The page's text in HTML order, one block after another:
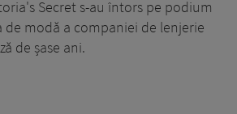
Secret s-au întors pe podium
modă a companiei de lenjerie
de șase ani.